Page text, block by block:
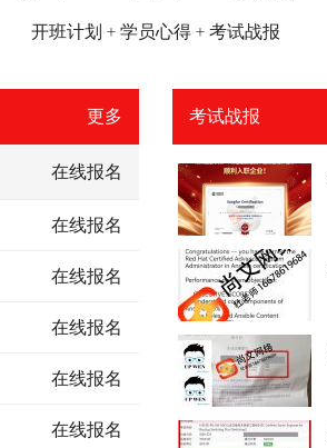
开班计划 + 学员心得 + 考试战报
更多
在线报名
在线报名
在线报名
在线报名
在线报名
在线报名
考试战报